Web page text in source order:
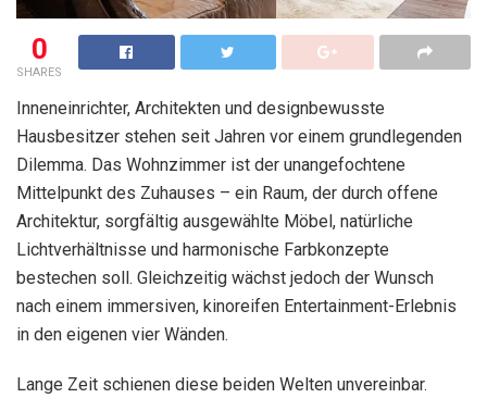
0
SHARES
Inneneinrichter, Architekten und designbewusste
Hausbesitzer stehen seit Jahren vor einem grundlegenden
Dilemma. Das Wohnzimmer ist der unangefochtene
Mittelpunkt des Zuhauses – ein Raum, der durch offene
Architektur, sorgfältig ausgewählte Möbel, natürliche
Lichtverhältnisse und harmonische Farbkonzepte
bestechen soll. Gleichzeitig wächst jedoch der Wunsch
nach einem immersiven, kinoreifen Entertainment-Erlebnis
in den eigenen vier Wänden.
Lange Zeit schienen diese beiden Welten unvereinbar.